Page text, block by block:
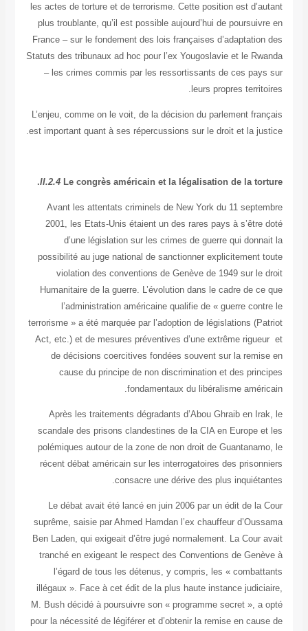
les actes de torture et de terrorisme. Cette position est
plus troublante, qu’il est possible aujourd’hui de
France – sur le fondement des lois françaises
Statuts des tribunaux ad hoc pour l’ex Yougoslavie et le
– les crimes commis par les ressortissants de ces
leurs propres
L’enjeu, comme on le voit, de la décision du parlement
est important quant à ses répercussions sur le droit et la
II.2.4Le congrès américain et la légalisation de la
Avant les attentats criminels de New York du 11
2001, les Etats-Unis étaient un des rares pays à
d’une législation sur les crimes de guerre qui
possibilité au juge national de sanctionner
violation des conventions de Genève de 1949 sur
Humanitaire de la guerre. L’évolution dans le cadre de
l’administration américaine qualifie de « guerre
terrorisme » a été marquée par l’adoption de législations
Act, etc.) et de mesures préventives d’une extrême
de décisions coercitives fondées souvent sur la
cause du principe de non discrimination et des
fondamentaux du libéralisme
Après les traitements dégradants d’Abou Ghraib en
scandale des prisons clandestines de la CIA en
polémiques autour de la zone de non droit de
récent débat américain sur les interrogatoires des
consacre une dérive des plus
Le débat avait été lancé en juin 2006 par un édit de
suprême, saisie par Ahmed Hamdan l’ex chauffeur
Ben Laden, qui exigeait d’être jugé normalement. La
tranché en exigeant le respect des Conventions de
l’égard de tous les détenus, y compris, les «
illégaux ». Face à cet édit de la plus haute instance
M. Bush décidé à poursuivre son « programme secret »,
pour la nécessité de légiférer et d’obtenir la remise en